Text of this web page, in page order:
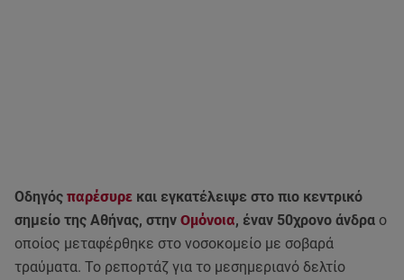
Οδηγός παρέσυρε και εγκατέλειψε στο πιο κεντρικό
σημείο της Αθήνας, στην Ομόνοια, έναν 50χρονο άνδρα ο
οποίος μεταφέρθηκε στο νοσοκομείο με σοβαρά
τραύματα. Το ρεπορτάζ για το μεσημεριανό δελτίο